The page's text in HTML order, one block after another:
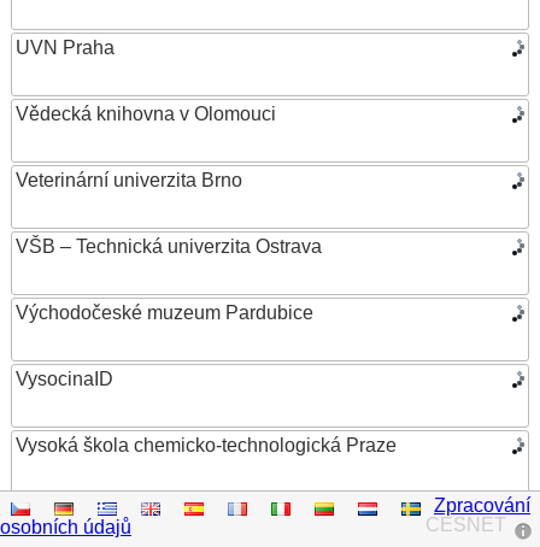
UVN Praha
Vědecká knihovna v Olomouci
Veterinární univerzita Brno
VŠB – Technická univerzita Ostrava
Východočeské muzeum Pardubice
VysocinaID
Vysoká škola chemicko-technologická Praze
Vysoká škola ekonomická v Praze
CESNET
Zpracování
osobních údajů